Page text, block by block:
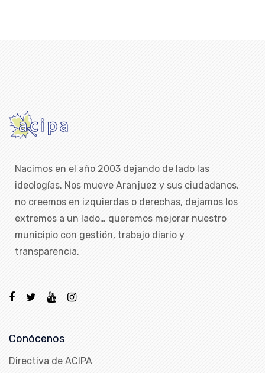
Nacimos en el año 2003 dejando de lado las
ideologías. Nos mueve Aranjuez y sus ciudadanos,
no creemos en izquierdas o derechas, dejamos los
extremos a un lado… queremos mejorar nuestro
municipio con gestión, trabajo diario y
transparencia.
Conócenos
Directiva de ACIPA